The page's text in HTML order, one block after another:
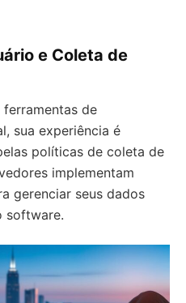
e Coleta de
de
sua experiência é
políticas de coleta de
implementam
gerenciar seus dados
software.